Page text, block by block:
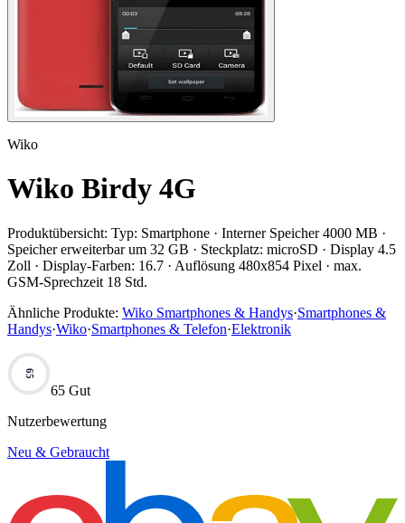
Wiko
Wiko Birdy 4G
Produktübersicht: Typ: Smartphone · Interner Speicher 4000 MB ·
Speicher erweiterbar um 32 GB · Steckplatz: microSD · Display 4.5
Zoll · Display-Farben: 16.7 · Auflösung 480x854 Pixel · max.
GSM-Sprechzeit 18 Std.
Ähnliche Produkte: Wiko Smartphones & Handys·Smartphones &
Handys·Wiko·Smartphones & Telefon·Elektronik
65
65 Gut
Nutzerbewertung
Neu & Gebraucht